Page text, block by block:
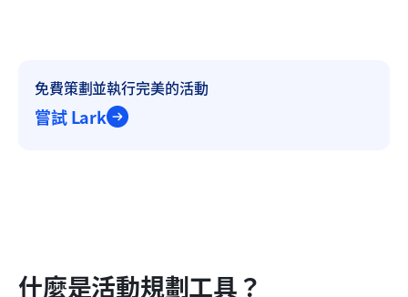
免費策劃並執行完美的活動
嘗試 Lark
什麼是活動規劃工具？